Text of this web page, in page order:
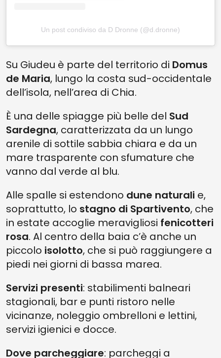
Un post condiviso da D Dronne (@d.dronne)
Su Giudeu è parte del territorio di Domus
de Maria, lungo la costa sud-occidentale
dell’isola, nell’area di Chia.
È una delle spiagge più belle del Sud
Sardegna, caratterizzata da un lungo
arenile di sottile sabbia chiara e da un
mare trasparente con sfumature che
vanno dal verde al blu.
Alle spalle si estendono dune naturali e,
soprattutto, lo stagno di Spartivento, che
in estate accoglie meravigliosi fenicotteri
rosa. Al centro della baia c’è anche un
piccolo isolotto, che si può raggiungere a
piedi nei giorni di bassa marea.
Servizi presenti: stabilimenti balneari
stagionali, bar e punti ristoro nelle
vicinanze, noleggio ombrelloni e lettini,
servizi igienici e docce.
Dove parcheggiare: parcheggi a